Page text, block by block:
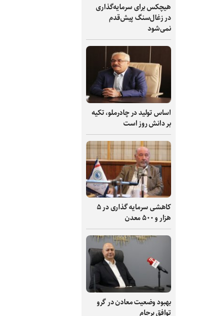
هیچکس برای سرمایه‌گذاری
در زغال‌سنگ پیش‌قدم
نمی‌شود
اساس تولید در چادرملو، تکیه
بر دانش‌ روز است
کاهشی سرمایه گذاری در ۵
هزار و ۵۰۰ معدن
بهبود وضعیت معادن در گرو
توافق برجام